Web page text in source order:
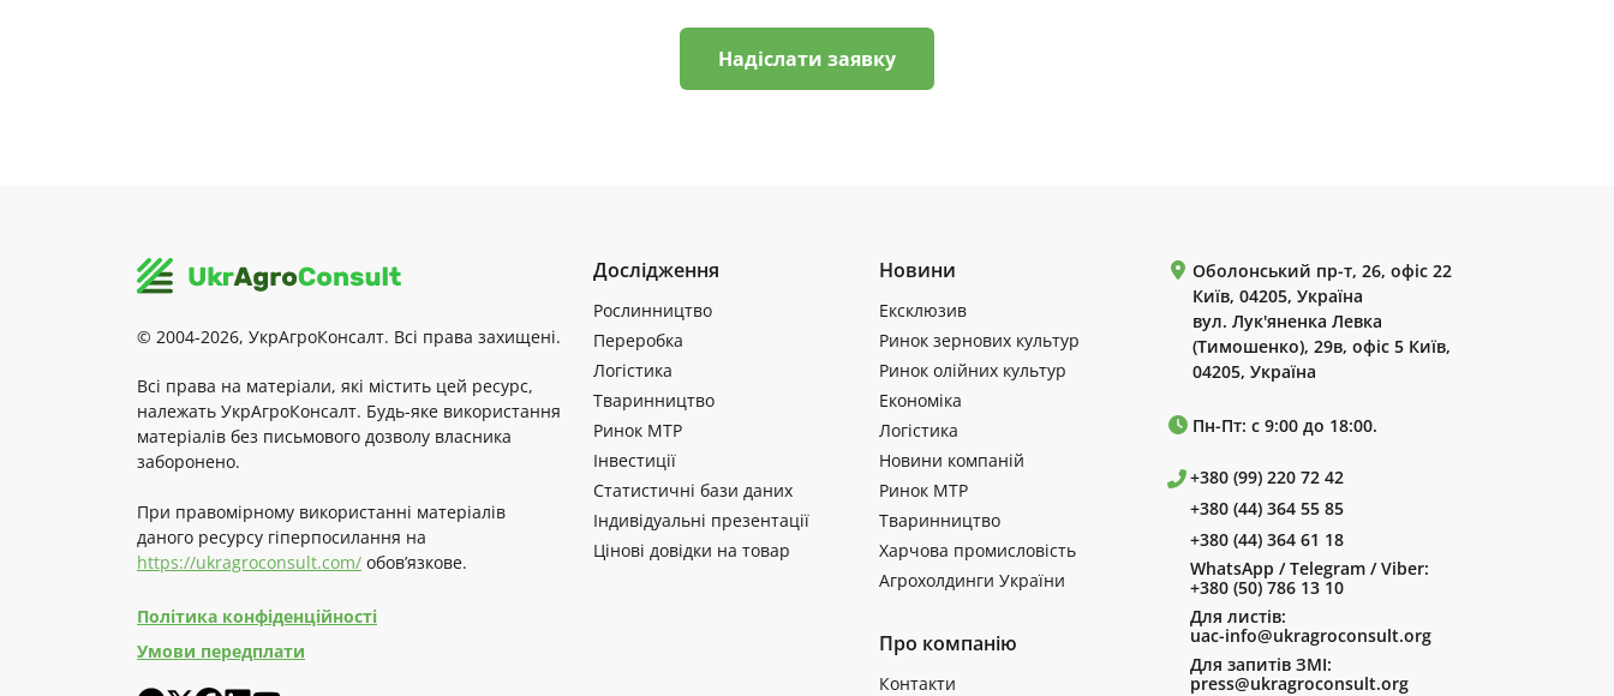
Надіслати заявку
© 2004-2026, УкрАгроКонсалт. Всі права захищені.
Всі права на матеріали, які містить цей ресурс,
належать УкрАгроКонсалт. Будь-яке використання
матеріалів без письмового дозволу власника
заборонено.
При правомірному використанні матеріалів
даного ресурсу гіперпосилання на
https://ukragroconsult.com/ обов’язкове.
Політика конфіденційності
Умови передплати
Дослідження
Рослинництво
Переробка
Логістика
Тваринництво
Ринок МТР
Інвестиції
Статистичні бази даних
Індивідуальні презентації
Цінові довідки на товар
Новини
Ексклюзив
Ринок зернових культур
Ринок олійних культур
Економіка
Логістика
Новини компаній
Ринок МТР
Тваринництво
Харчова промисловість
Агрохолдинги України
Про компанію
Контакти
Оболонський пр-т, 26, офіс 22
Київ, 04205, Україна
вул. Лук'яненка Левка
(Тимошенко), 29в, офіс 5 Київ,
04205, Україна
Пн-Пт: с 9:00 до 18:00.
+380 (99) 220 72 42
+380 (44) 364 55 85
+380 (44) 364 61 18
WhatsApp / Telegram / Viber:
+380 (50) 786 13 10
Для листів:
uac-info@ukragroconsult.org
Для запитів ЗМІ:
press@ukragroconsult.org